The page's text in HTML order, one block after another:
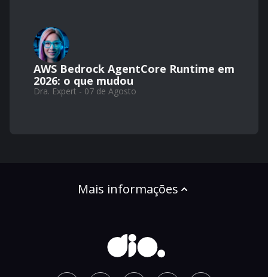
AWS Bedrock AgentCore Runtime em
2026: o que mudou
Dra. Expert - 07 de Agosto
Mais informações